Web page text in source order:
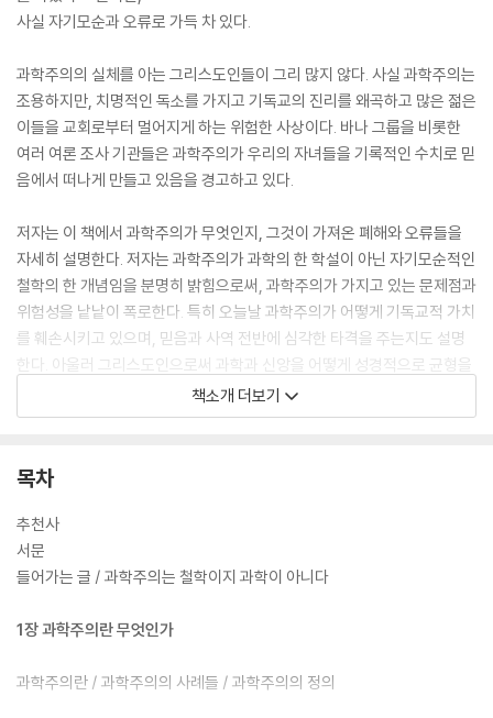
사실 자기모순과 오류로 가득 차 있다.
과학주의의 실체를 아는 그리스도인들이 그리 많지 않다. 사실 과학주의는
조용하지만, 치명적인 독소를 가지고 기독교의 진리를 왜곡하고 많은 젊은
이들을 교회로부터 멀어지게 하는 위험한 사상이다. 바나 그룹을 비롯한
여러 여론 조사 기관들은 과학주의가 우리의 자녀들을 기록적인 수치로 믿
음에서 떠나게 만들고 있음을 경고하고 있다.
저자는 이 책에서 과학주의가 무엇인지, 그것이 가져온 폐해와 오류들을
자세히 설명한다. 저자는 과학주의가 과학의 한 학설이 아닌 자기모순적인
철학의 한 개념임을 분명히 밝힘으로써, 과학주의가 가지고 있는 문제점과
위험성을 낱낱이 폭로한다. 특히 오늘날 과학주의가 어떻게 기독교적 가치
를 훼손시키고 있으며, 믿음과 사역 전반에 심각한 타격을 주는지도 설명
한다. 아울러 그리스도인으로써 과학과 신앙을 어떻게 성경적으로 균형을
이루어야 할지도 알려준다. 이 책은 오늘날 기독교적 지성을 위기에 빠뜨
리고 있는 과학주의에 대한 좋은 예방 주사가 될 것이다.
“무지는 경건이 아니라 이단의 어머니이다.”
당하게 맞서자.
책소개 더보기
목차
추천사
서문
들어가는 글 / 과학주의는 철학이지 과학이 아니다
1장 과학주의란 무엇인가
과학주의란 / 과학주의의 사례들 / 과학주의의 정의